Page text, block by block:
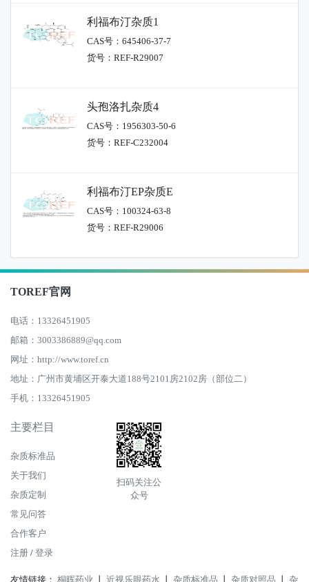
利福布汀杂质1
CAS号：645406-37-7
货号：REF-R29007
头孢洛扎杂质4
CAS号：1956303-50-6
货号：REF-C232004
利福布汀EP杂质E
CAS号：100324-63-8
货号：REF-R29006
TOREF官网
电话：13326451905
邮箱：3003386889@qq.com
网址：http://www.toref.cn
地址：广州市黄埔区开泰大道188号2101房2102房（部位二）
手机：13326451905
主要栏目
杂质标准品
关于我们
杂质定制
常见问答
合作客户
注册 / 登录
扫码关注公
众号